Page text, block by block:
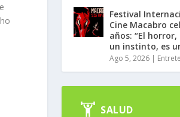
Festival
Cine Macabro
años: “El
un instinto, es
Ago 5, 2026 |
SALUD